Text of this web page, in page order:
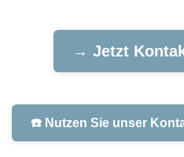
→ Jetzt
☎️ Nutzen Sie unser